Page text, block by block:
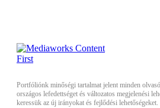
Portfóliónk minőségi tartalmat jelent minden
országos lefedettséget és változatos megjelenési
keressük az új irányokat és fejlődési